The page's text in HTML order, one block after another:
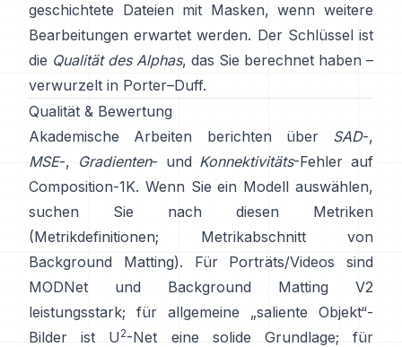
geschichtete Dateien mit Masken, wenn weitere
Bearbeitungen erwartet werden. Der Schlüssel ist
die Qualität des Alphas, das Sie berechnet haben –
verwurzelt in Porter–Duff.
Qualität & Bewertung
Akademische Arbeiten berichten über SAD-,
MSE-, Gradienten- und Konnektivitäts-Fehler auf
Composition-1K. Wenn Sie ein Modell auswählen,
suchen Sie nach diesen Metriken
(Metrikdefinitionen;
Metrikabschnitt von
Background Matting). Für Porträts/Videos sind
MODNet und
Background Matting V2
leistungsstark; für allgemeine „saliente Objekt“-
Bilder ist
U 2-Net eine solide Grundlage; für